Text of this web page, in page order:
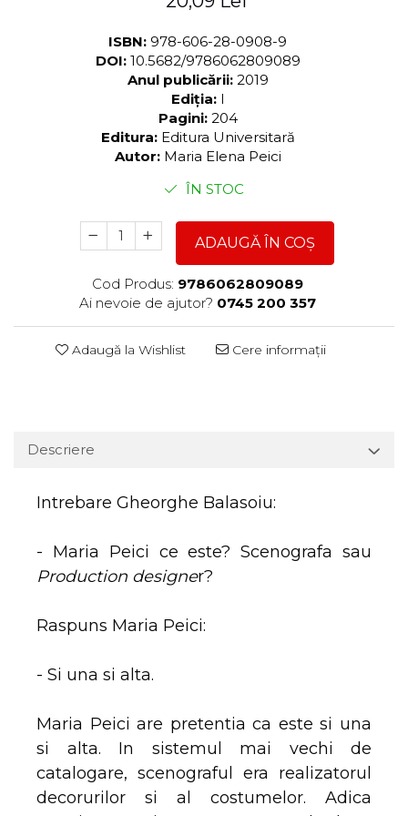
ISBN: 978-606-28-0908-9
DOI: 10.5682/9786062809089
Anul publicării: 2019
Ediția: I
Pagini: 204
Editura: Editura Universitară
Autor: Maria Elena Peici
ÎN STOC
ADAUGĂ ÎN COȘ
Cod Produs: 9786062809089
Ai nevoie de ajutor? 0745 200 357
Adaugă la Wishlist Cere informații
Descriere
Intrebare Gheorghe Balasoiu:
- Maria Peici ce este? Scenografa sau
Production designer?
Raspuns Maria Peici:
- Si una si alta.
Maria Peici are pretentia ca este si una
si alta. In sistemul mai vechi de
catalogare, scenograful era realizatorul
decorurilor si al costumelor. Adica